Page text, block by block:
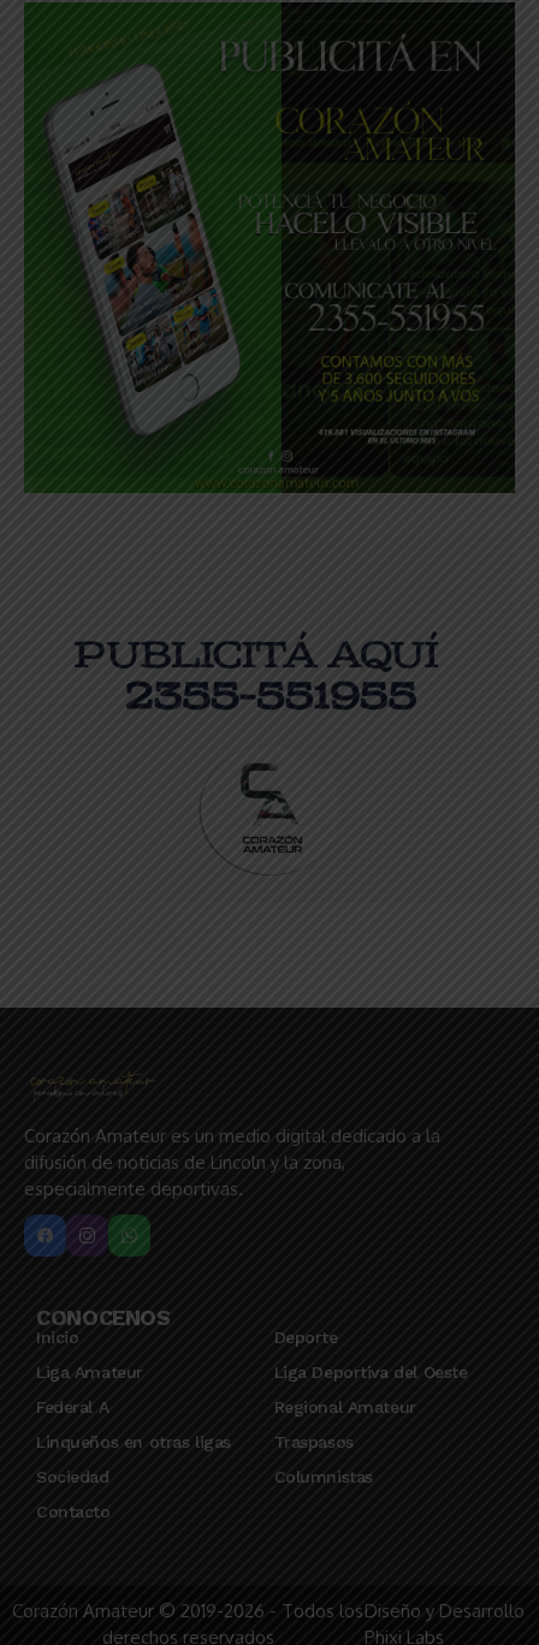
Corazón Amateur es un medio digital dedicado a la
difusión de noticias de Lincoln y la zona,
especialmente deportivas.
CONOCENOS
Inicio
Deporte
Liga Amateur
Liga Deportiva del Oeste
Federal A
Regional Amateur
Linqueños en otras ligas
Traspasos
Sociedad
Columnistas
Contacto
Corazón Amateur © 2019-2026 - Todos los
derechos reservados
Diseño y Desarrollo
Phixi Labs